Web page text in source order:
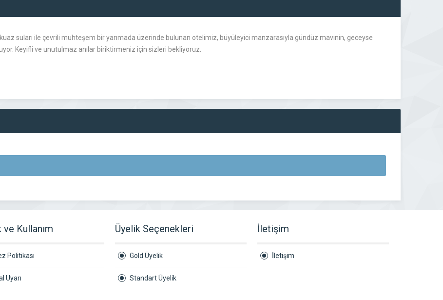
suları ile çevrili muhteşem bir yarımada üzerinde bulunan otelimiz, büyüleyici manzarasıyla gündüz mavinin, geceyse
Keyifli ve unutulmaz anılar biriktirmeniz için sizleri bekliyoruz.
Kullanım
Politikası
Uyarı
Üyelik Seçenekleri
Gold Üyelik
Standart Üyelik
İletişim
İletişim